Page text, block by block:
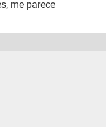
me parece